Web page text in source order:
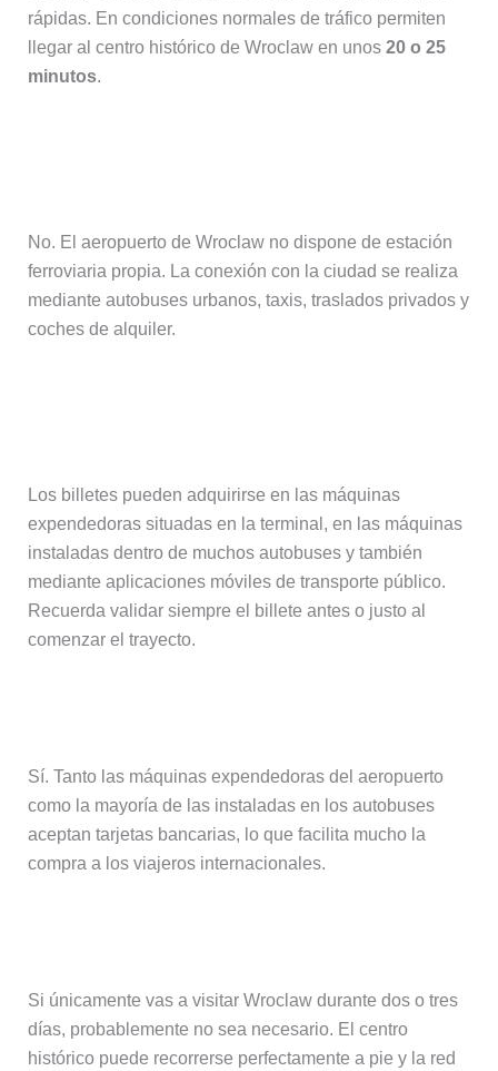
rápidas. En condiciones normales de tráfico permiten
llegar al centro histórico de Wroclaw en unos 20 o 25
minutos.
No. El aeropuerto de Wroclaw no dispone de estación
ferroviaria propia. La conexión con la ciudad se realiza
mediante autobuses urbanos, taxis, traslados privados y
coches de alquiler.
Los billetes pueden adquirirse en las máquinas
expendedoras situadas en la terminal, en las máquinas
instaladas dentro de muchos autobuses y también
mediante aplicaciones móviles de transporte público.
Recuerda validar siempre el billete antes o justo al
comenzar el trayecto.
Sí. Tanto las máquinas expendedoras del aeropuerto
como la mayoría de las instaladas en los autobuses
aceptan tarjetas bancarias, lo que facilita mucho la
compra a los viajeros internacionales.
Si únicamente vas a visitar Wroclaw durante dos o tres
días, probablemente no sea necesario. El centro
histórico puede recorrerse perfectamente a pie y la red